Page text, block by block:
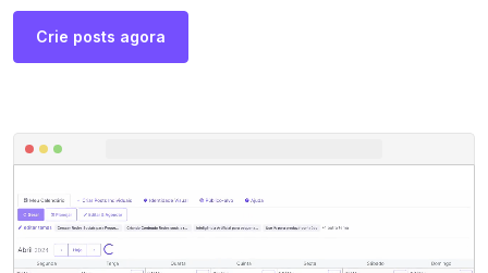
Crie posts agora